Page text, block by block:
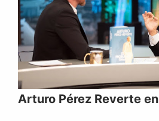
Arturo Pérez Reverte en